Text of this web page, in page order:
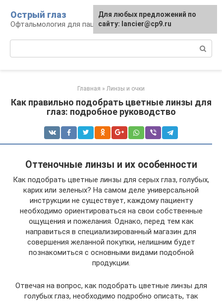
контенту
Острый глаз
Офтальмология для пациента
Главная » Линзы и очки
Как правильно подобрать цветные линзы для
глаз: подробное руководство
Оттеночные линзы и их особенности
Как подобрать цветные линзы для серых глаз, голубых,
карих или зеленых? На самом деле универсальной
инструкции не существует, каждому пациенту
необходимо ориентироваться на свои собственные
ощущения и пожелания. Однако, перед тем как
направиться в специализированный магазин для
совершения желанной покупки, нелишним будет
познакомиться с основными видами подобной
продукции.
Отвечая на вопрос, как подобрать цветные линзы для
голубых глаз, необходимо подробно описать, так
Для любых предложений по
сайту: lancier@cp9.ru